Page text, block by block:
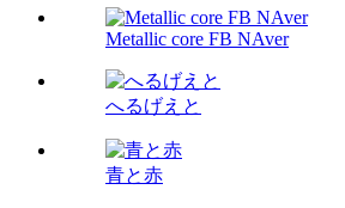
Metallic core FB NAver
へるげえと
青と赤